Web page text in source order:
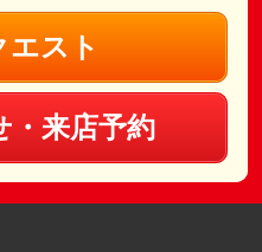
エスト
・来店予約